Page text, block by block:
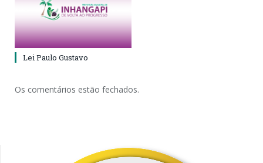
Lei Paulo Gustavo
Os comentários estão fechados.